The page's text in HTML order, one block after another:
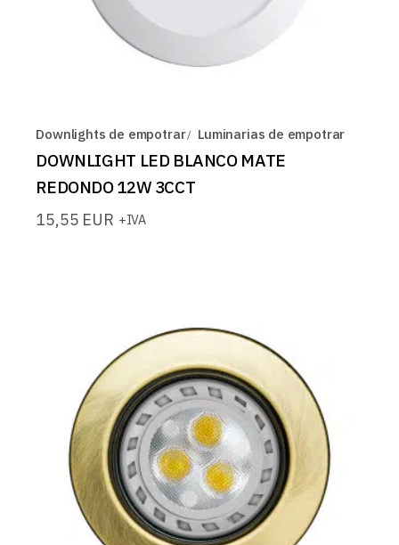
Downlights de empotrar Luminarias de empotrar
DOWNLIGHT LED BLANCO MATE
REDONDO 12W 3CCT
15,55 EUR +IVA